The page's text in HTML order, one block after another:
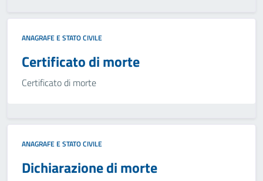
ANAGRAFE E STATO CIVILE
Certificato di morte
Certificato di morte
ANAGRAFE E STATO CIVILE
Dichiarazione di morte